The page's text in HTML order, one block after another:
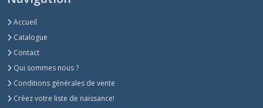
Accueil
Catalogue
Contact
Qui sommes nous ?
Conditions générales de vente
Créez votre liste de naissance!